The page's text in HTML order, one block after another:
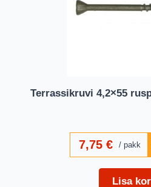
Terrassikruvi 4,2×55
7,75 € pakk
Lisa